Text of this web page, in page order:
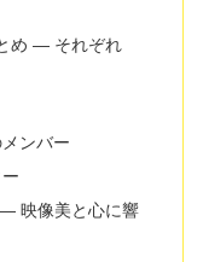
め ― それぞれ
ンバー
映像美と心に響